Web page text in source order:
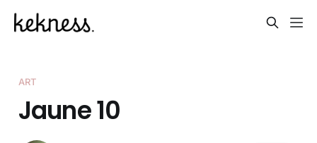
ART
Jaune 10